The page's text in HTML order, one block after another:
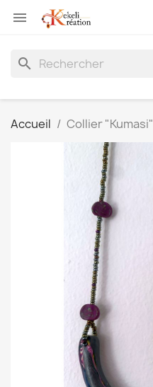

search
Accueil Collier "Kumasi"